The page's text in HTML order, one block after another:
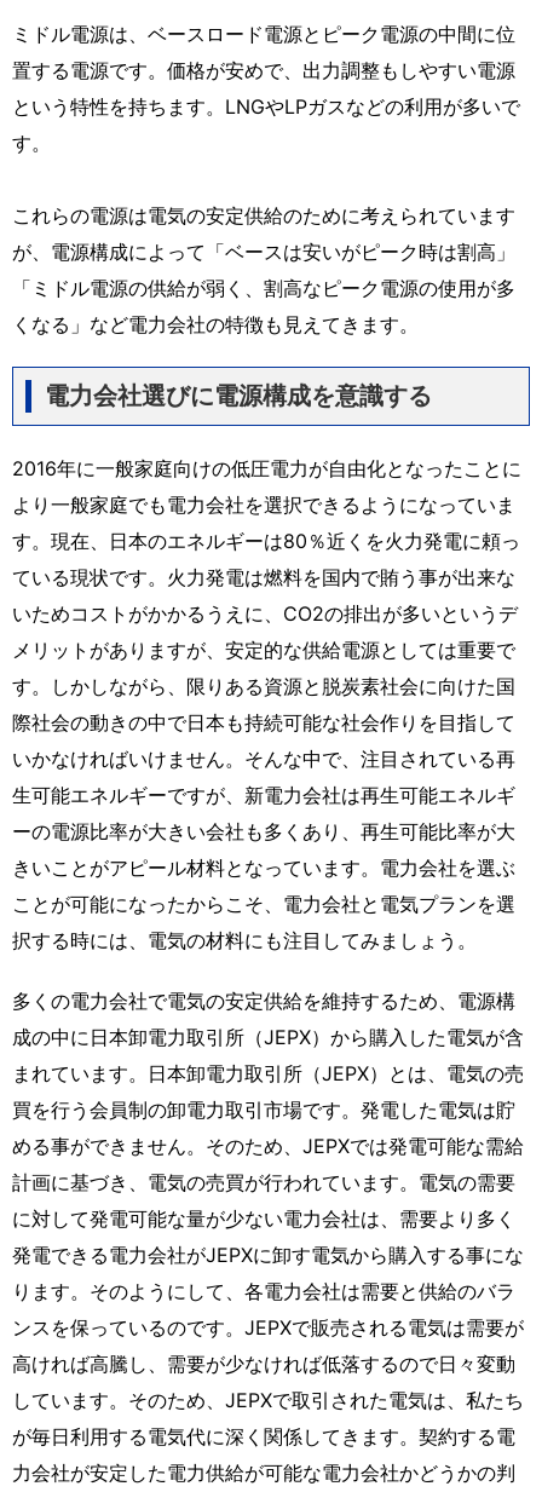
ミドル電源は、ベースロード電源とピーク電源の中間に位
置する電源です。価格が安めで、出力調整もしやすい電源
という特性を持ちます。LNGやLPガスなどの利用が多いで
す。
これらの電源は電気の安定供給のために考えられています
が、電源構成によって「ベースは安いがピーク時は割高」
「ミドル電源の供給が弱く、割高なピーク電源の使用が多
くなる」など電力会社の特徴も見えてきます。
電力会社選びに電源構成を意識する
2016年に一般家庭向けの低圧電力が自由化となったことに
より一般家庭でも電力会社を選択できるようになっていま
す。現在、日本のエネルギーは80％近くを火力発電に頼っ
ている現状です。火力発電は燃料を国内で賄う事が出来な
いためコストがかかるうえに、CO2の排出が多いというデ
メリットがありますが、安定的な供給電源としては重要で
す。しかしながら、限りある資源と脱炭素社会に向けた国
際社会の動きの中で日本も持続可能な社会作りを目指して
いかなければいけません。そんな中で、注目されている再
生可能エネルギーですが、新電力会社は再生可能エネルギ
ーの電源比率が大きい会社も多くあり、再生可能比率が大
きいことがアピール材料となっています。電力会社を選ぶ
ことが可能になったからこそ、電力会社と電気プランを選
択する時には、電気の材料にも注目してみましょう。
多くの電力会社で電気の安定供給を維持するため、電源構
成の中に日本卸電力取引所（JEPX）から購入した電気が含
まれています。日本卸電力取引所（JEPX）とは、電気の売
買を行う会員制の卸電力取引市場です。発電した電気は貯
める事ができません。そのため、JEPXでは発電可能な需給
計画に基づき、電気の売買が行われています。電気の需要
に対して発電可能な量が少ない電力会社は、需要より多く
発電できる電力会社がJEPXに卸す電気から購入する事にな
ります。そのようにして、各電力会社は需要と供給のバラ
ンスを保っているのです。JEPXで販売される電気は需要が
高ければ高騰し、需要が少なければ低落するので日々変動
しています。そのため、JEPXで取引された電気は、私たち
が毎日利用する電気代に深く関係してきます。契約する電
力会社が安定した電力供給が可能な電力会社かどうかの判